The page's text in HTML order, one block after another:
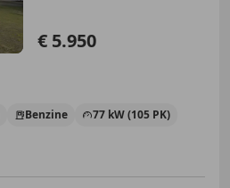
€ 5.950
Benzine 77 kW (105 PK)